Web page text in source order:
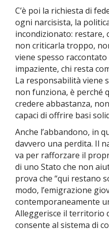
C’è poi la richiesta di
ogni narcisista, la
incondizionato: restare,
non criticarla troppo,
viene spesso
impaziente, chi resta
La responsabilità viene
non funziona, è perché
credere abbastanza,
capaci di offrire basi
Anche l’abbandono, in
davvero una perdita. Il
va per rafforzare il
di uno Stato che non
prova che “qui restano
modo, l’emigrazione
contemporaneamente
Alleggerisce il territorio
consente al sistema di